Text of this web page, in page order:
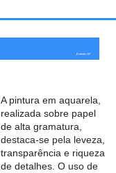
Eventos GP
A pintura em aquarela,
realizada sobre papel
de alta gramatura,
destaca-se pela leveza,
transparência e riqueza
de detalhes. O uso de